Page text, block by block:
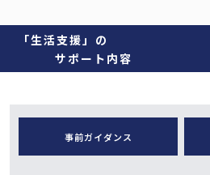
「生活支援」の
サポート内容
事前ガイダンス